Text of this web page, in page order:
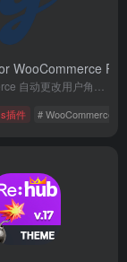
子商务
WooCommerce
插件 # WooCommerce